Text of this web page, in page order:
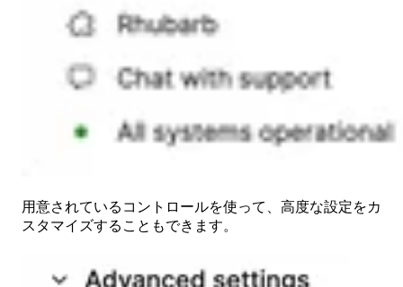
用意されているコントロールを使って、高度な設定をカ
スタマイズすることもできます。